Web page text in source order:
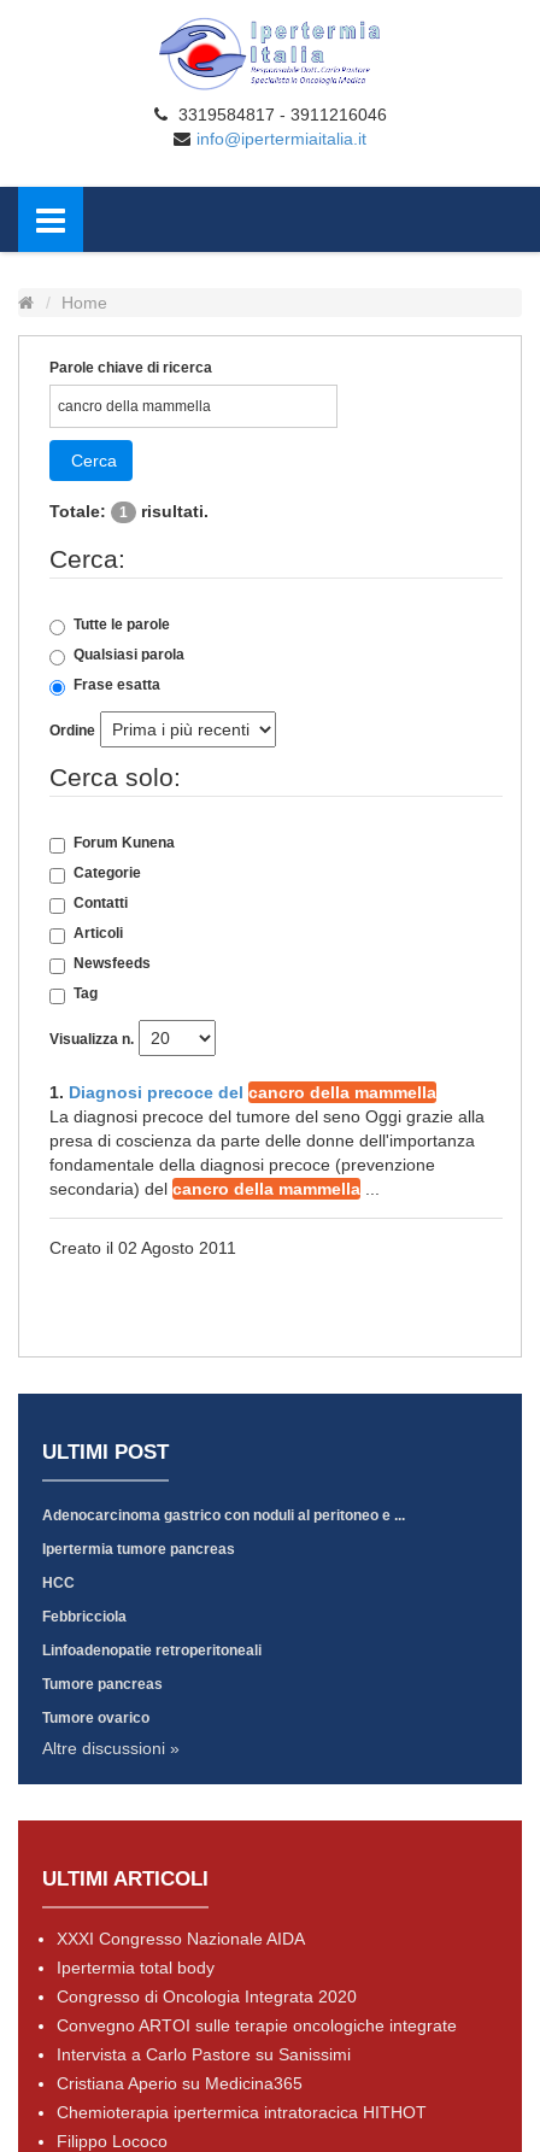
3319584817 - 3911216046
info@ipertermiaitalia.it
Home
Parole chiave di ricerca
Cerca
Totale: 1 risultati.
Cerca:
Tutte le parole
Qualsiasi parola
Frase esatta
Ordine
Cerca solo:
Forum Kunena
Categorie
Contatti
Articoli
Newsfeeds
Tag
Visualizza n.
1. Diagnosi precoce del cancro della mammella
La diagnosi precoce del tumore del seno Oggi grazie alla
presa di coscienza da parte delle donne dell'importanza
fondamentale della diagnosi precoce (prevenzione
secondaria) del cancro della mammella
Creato il 02 Agosto 2011
ULTIMI POST
Adenocarcinoma gastrico con noduli al peritoneo e ...
Ipertermia tumore pancreas
HCC
Febbricciola
Linfoadenopatie retroperitoneali
Tumore pancreas
Tumore ovarico
Altre discussioni »
ULTIMI ARTICOLI
XXXI Congresso Nazionale AIDA
Ipertermia total body
Congresso di Oncologia Integrata 2020
Convegno ARTOI sulle terapie oncologiche integrate
Intervista a Carlo Pastore su Sanissimi
Cristiana Aperio su Medicina365
Chemioterapia ipertermica intratoracica HITHOT
Filippo Lococo